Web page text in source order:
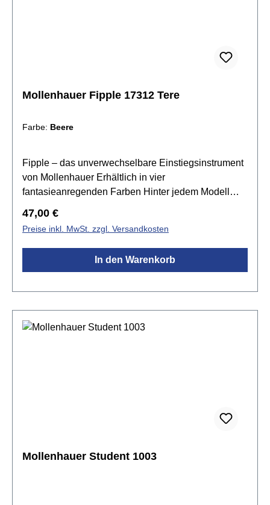
Mollenhauer Fipple 17312 Tere
Farbe: Beere
Fipple – das unverwechselbare Einstiegsinstrument
von Mollenhauer Erhältlich in vier
fantasieanregenden Farben Hinter jedem Modell
kindgerechte und hochwertige Materialkombination
ist das bewährte Erfolgsrezept für einen guten
Einstieg in die Musik. Sie hält was aus, ist erprobt,
klangvoll, bietet eine gute Ansprache im ganzen
elegante Linienführung des Flötenschnabels und die
von Beginn an den Bezug zu barocken
deutsche Griffweise mit EinzellochTonumfang: c2 -
Regulärer Preis:
47,00 €
Preise inkl. MwSt. zzgl. Versandkosten
In den Warenkorb
Mollenhauer Student 1003